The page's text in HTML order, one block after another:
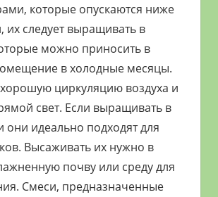
которые опускаются ниже
их следует выращивать в
можно приносить в
в холодные месяцы.
циркуляцию воздуха и
свет. Если выращивать в
идеально подходят для
Высаживать их нужно в
почву или среду для
Смеси, предназначенные